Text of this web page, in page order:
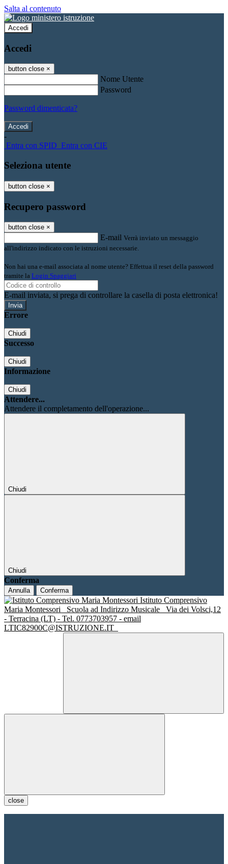
Salta al contenuto
Accedi
Accedi
button close ×
Nome Utente
Password
Password dimenticata?
-
Entra con SPID Entra con CIE
Seleziona utente
button close ×
Recupero password
button close ×
E-mail Verrà inviato un messaggio
all'indirizzo indicato con le istruzioni necessarie.
Non hai una e-mail associata al nome utente? Effettua il reset della password
tramite la Login Spaggiari
E-mail inviata, si prega di controllare la casella di posta elettronica!
Errore
Chiudi
Successo
Chiudi
Informazione
Chiudi
Attendere...
Attendere il completamento dell'operazione...
Chiudi
Chiudi
Conferma
Annulla Conferma
Istituto Comprensivo
Maria Montessori
Scuola ad Indirizzo Musicale
Via dei Volsci,12
- Terracina (LT) - Tel. 0773703957 - email
LTIC82900C@ISTRUZIONE.IT
close